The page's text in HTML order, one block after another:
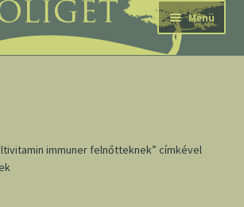
Menü
immuner felnőtteknek” címkével